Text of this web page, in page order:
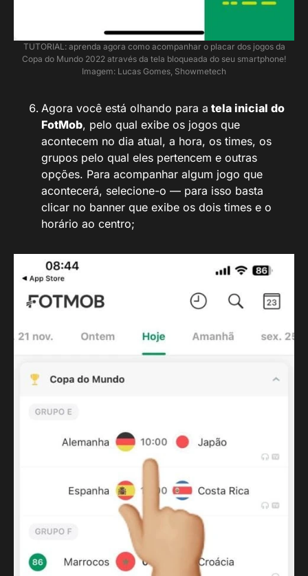
TUTORIAL: aprenda agora como acompanhar o placar dos jogos da
Copa do Mundo 2022 através da tela bloqueada do seu smartphone!
Imagem: Lucas Gomes, Showmetech
Agora você está olhando para a tela inicial do
FotMob, pelo qual exibe os jogos que
acontecem no dia atual, a hora, os times, os
grupos pelo qual eles pertencem e outras
opções. Para acompanhar algum jogo que
acontecerá, selecione-o — para isso basta
clicar no banner que exibe os dois times e o
horário ao centro;